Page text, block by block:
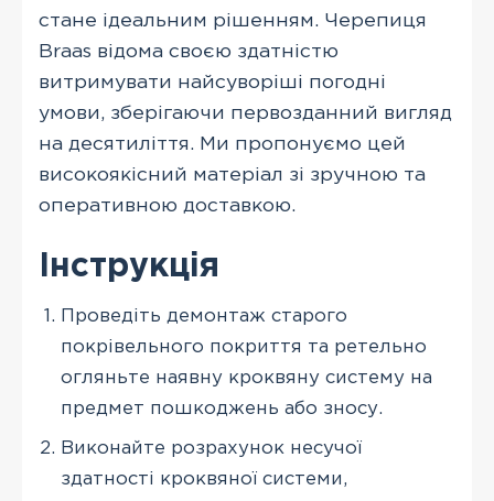
стане ідеальним рішенням. Черепиця
Braas відома своєю здатністю
витримувати найсуворіші погодні
умови, зберігаючи первозданний вигляд
на десятиліття. Ми пропонуємо цей
високоякісний матеріал зі зручною та
оперативною доставкою.
Інструкція
Проведіть демонтаж старого
покрівельного покриття та ретельно
огляньте наявну кроквяну систему на
предмет пошкоджень або зносу.
Виконайте розрахунок несучої
здатності кроквяної системи,